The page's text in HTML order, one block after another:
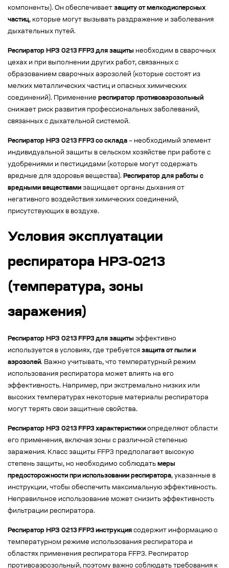
компоненты). Он обеспечивает защиту от мелкодисперсных
частиц, которые могут вызывать раздражение и заболевания
дыхательных путей.
Респиратор НРЗ 0213 FFP3 для защиты необходим в сварочных
цехах и при выполнении других работ, связанных с
образованием сварочных аэрозолей (которые состоят из
мелких металлических частиц и опасных химических
соединений). Применение респиратор противоаэрозольный
снижает риск развития профессиональных заболеваний,
связанных с дыхательной системой.
Респиратор НРЗ 0213 FFP3 со склада – необходимый элемент
индивидуальной защиты в сельском хозяйстве при работе с
удобрениями и пестицидами (которые могут содержать
вредные для здоровья вещества). Респиратор для работы с
вредными веществами защищает органы дыхания от
негативного воздействия химических соединений,
присутствующих в воздухе.
Условия эксплуатации
респиратора НРЗ-0213
(температура, зоны
заражения)
Респиратор НРЗ 0213 FFP3 для защиты эффективно
используется в условиях, где требуется защита от пыли и
аэрозолей. Важно учитывать, что температурный режим
использования респиратора может влиять на его
эффективность. Например, при экстремально низких или
высоких температурах некоторые материалы респиратора
могут терять свои защитные свойства.
Респиратор НРЗ 0213 FFP3 характеристики определяют области
его применения, включая зоны с различной степенью
заражения. Класс защиты FFP3 предполагает высокую
степень защиты, но необходимо соблюдать меры
предосторожности при использовании респиратора, указанные в
инструкции, чтобы обеспечить максимальную эффективность.
Неправильное использование может снизить эффективность
фильтрации респиратора.
Респиратор НРЗ 0213 FFP3 инструкция содержит информацию о
температурном режиме использования респиратора и
областях применения респиратора FFP3. Респиратор
противоаэрозольный, поэтому важно соблюдать требования к